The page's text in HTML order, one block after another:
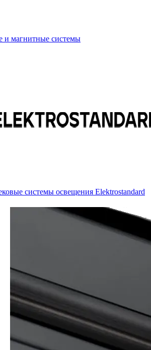
и магнитные системы
системы освещения Elektrostandard